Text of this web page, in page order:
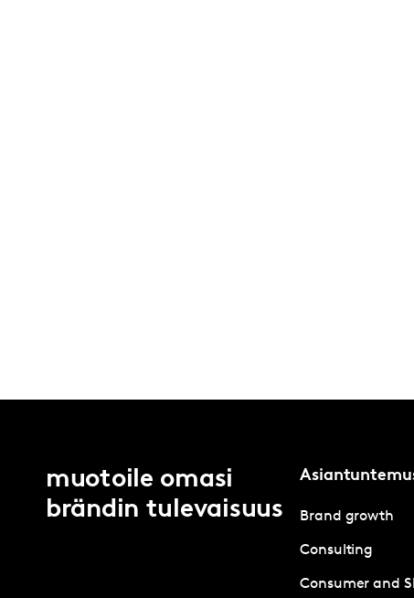
muotoile omasi
brändin tulevaisuus
Brand growth
Consulting
Consumer and